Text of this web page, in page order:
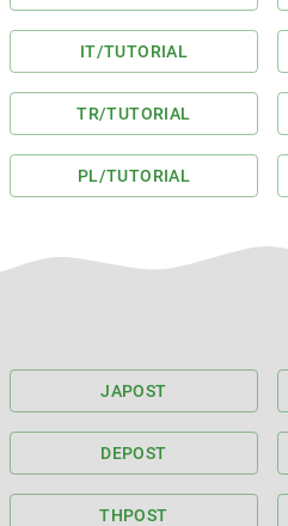
IT/TUTORIAL
TR/TUTORIAL
PL/TUTORIAL
JAPOST
DEPOST
THPOST